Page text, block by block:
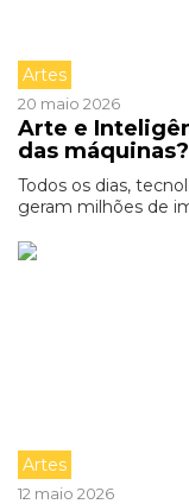
Artes
20 maio 2026
Arte e
das máquinas?
Todos os dias,
geram milhões de
Artes
12 maio 2026